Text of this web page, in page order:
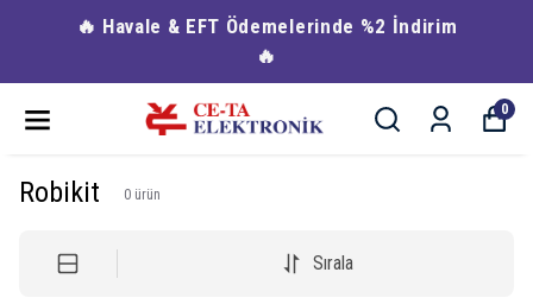
🔥 Havale & EFT Ödemelerinde %2 İndirim
🔥
0
Robikit 0 ürün
Sırala